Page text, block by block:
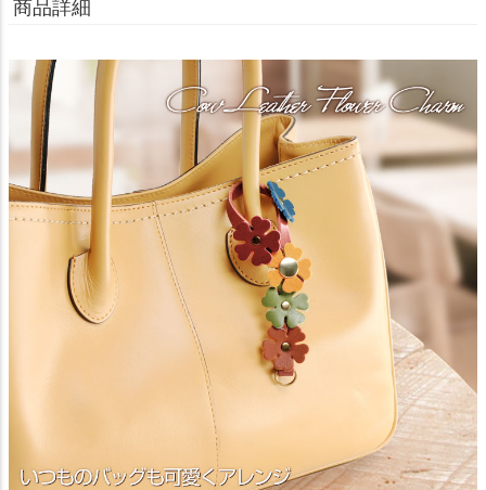
商品詳細